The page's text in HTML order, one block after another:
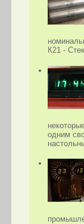
К21 -
одним